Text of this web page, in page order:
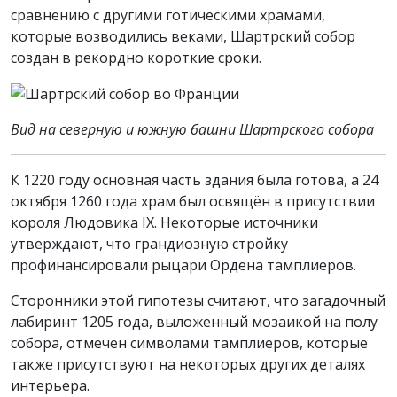
сравнению с другими готическими храмами,
которые возводились веками, Шартрский собор
создан в рекордно короткие сроки.
Вид на северную и южную башни Шартрского собора
К 1220 году основная часть здания была готова, а 24
октября 1260 года храм был освящён в присутствии
короля Людовика IX. Некоторые источники
утверждают, что грандиозную стройку
профинансировали рыцари Ордена тамплиеров.
Сторонники этой гипотезы считают, что загадочный
лабиринт 1205 года, выложенный мозаикой на полу
собора, отмечен символами тамплиеров, которые
также присутствуют на некоторых других деталях
интерьера.